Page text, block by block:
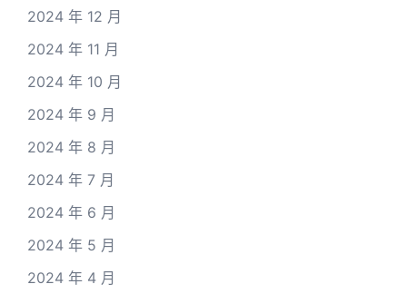
2024 年 12 月
2024 年 11 月
2024 年 10 月
2024 年 9 月
2024 年 8 月
2024 年 7 月
2024 年 6 月
2024 年 5 月
2024 年 4 月